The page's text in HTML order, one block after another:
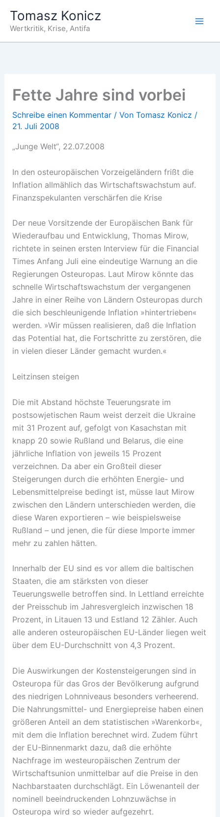
Inhalt
springen
Tomasz Konicz
Wertkritik, Krise, Antifa
Fette Jahre sind vorbei
Schreibe einen Kommentar / Von Tomasz Konicz /
21. Juli 2008
„Junge Welt“, 22.07.2008
In den osteuropäischen Vorzeigeländern frißt die
Inflation allmählich das Wirtschaftswachstum auf.
Finanzspekulanten verschärfen die Krise
Der neue Vorsitzende der Europäischen Bank für
Wiederaufbau und Entwicklung, Thomas Mirow,
richtete in seinen ersten Interview für die Financial
Times Anfang Juli eine eindeutige Warnung an die
Regierungen Osteuropas. Laut Mirow könnte das
schnelle Wirtschaftswachstum der vergangenen
Jahre in einer Reihe von Ländern Osteuropas durch
die sich beschleunigende Inflation »hintertrieben«
werden. »Wir müssen realisieren, daß die Inflation
das Potential hat, die Fortschritte zu zerstören, die
in vielen dieser Länder gemacht wurden.«
Leitzinsen steigen
Die mit Abstand höchste Teuerungsrate im
postsowjetischen Raum weist derzeit die Ukraine
mit 31 Prozent auf, gefolgt von Kasachstan mit
knapp 20 sowie Rußland und Belarus, die eine
jährliche Inflation von jeweils 15 Prozent
verzeichnen. Da aber ein Großteil dieser
Steigerungen durch die erhöhten Energie- und
Lebensmittelpreise bedingt ist, müsse laut Mirow
zwischen den Ländern unterschieden werden, die
diese Waren exportieren – wie beispielsweise
Rußland – und jenen, die für diese Importe immer
mehr zu zahlen hätten.
Innerhalb der EU sind es vor allem die baltischen
Staaten, die am stärksten von dieser
Teuerungswelle betroffen sind. In Lettland erreichte
der Preisschub im Jahresvergleich inzwischen 18
Prozent, in Litauen 13 und Estland 12 Zähler. Auch
alle anderen osteuropäischen EU-Länder liegen weit
über dem EU-Durchschnitt von 4,3 Prozent.
Die Auswirkungen der Kostensteigerungen sind in
Osteuropa für das Gros der Bevölkerung aufgrund
des niedrigen Lohnniveaus besonders verheerend.
Die Nahrungsmittel- und Energiepreise haben einen
größeren Anteil an dem statistischen »Warenkorb«,
mit dem die Inflation berechnet wird. Zudem führt
der EU-Binnenmarkt dazu, daß die erhöhte
Nachfrage im westeuropäischen Zentrum der
Wirtschaftsunion unmittelbar auf die Preise in den
Nachbarstaaten durchschlägt. Ein Löwenanteil der
nominell beeindruckenden Lohnzuwächse in
Osteuropa wird so wieder aufgezehrt.